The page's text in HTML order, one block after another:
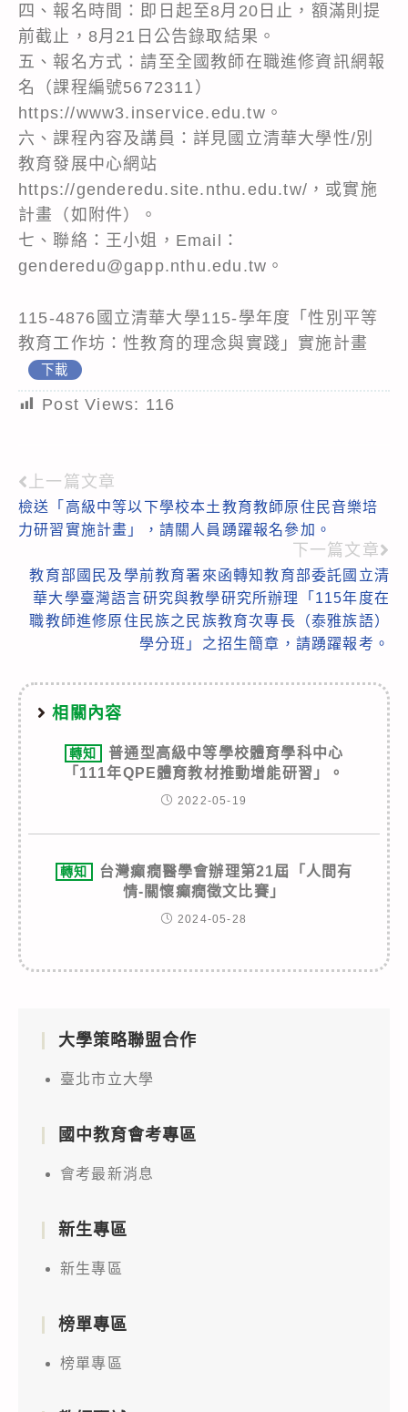
四、報名時間：即日起至8月20日止，額滿則提
前截止，8月21日公告錄取結果。
五、報名方式：請至全國教師在職進修資訊網報
名（課程編號5672311）
https://www3.inservice.edu.tw。
六、課程內容及講員：詳見國立清華大學性/別
教育發展中心網站
https://genderedu.site.nthu.edu.tw/，或實施
計畫（如附件）。
七、聯絡：王小姐，Email：
genderedu@gapp.nthu.edu.tw。
115-4876國立清華大學115-學年度「性別平等
教育工作坊：性教育的理念與實踐」實施計畫
下載
Post Views: 116
Read
more
上一篇文章
檢送「高級中等以下學校本土教育教師原住民音樂培
力研習實施計畫」，請關人員踴躍報名參加。
下一篇文章
教育部國民及學前教育署來函轉知教育部委託國立清
華大學臺灣語言研究與教學研究所辦理「115年度在
職教師進修原住民族之民族教育次專長（泰雅族語）
學分班」之招生簡章，請踴躍報考。
相關內容
轉知
普通型高級中等學校體育學科中心
「111年QPE體育教材推動增能研習」。
2022-05-19
轉知
台灣癲癇醫學會辦理第21屆「人間有
情-關懷癲癇徵文比賽」
2024-05-28
大學策略聯盟合作
臺北市立大學
國中教育會考專區
會考最新消息
新生專區
新生專區
榜單專區
榜單專區